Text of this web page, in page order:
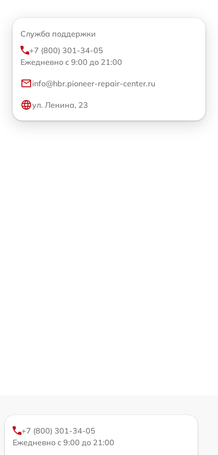
Служба поддержки
+7 (800) 301-34-05
Ежедневно с 9:00 до 21:00
info@hbr.pioneer-repair-center.ru
ул. Ленина, 23
+7 (800) 301-34-05
Ежедневно с 9:00 до 21:00